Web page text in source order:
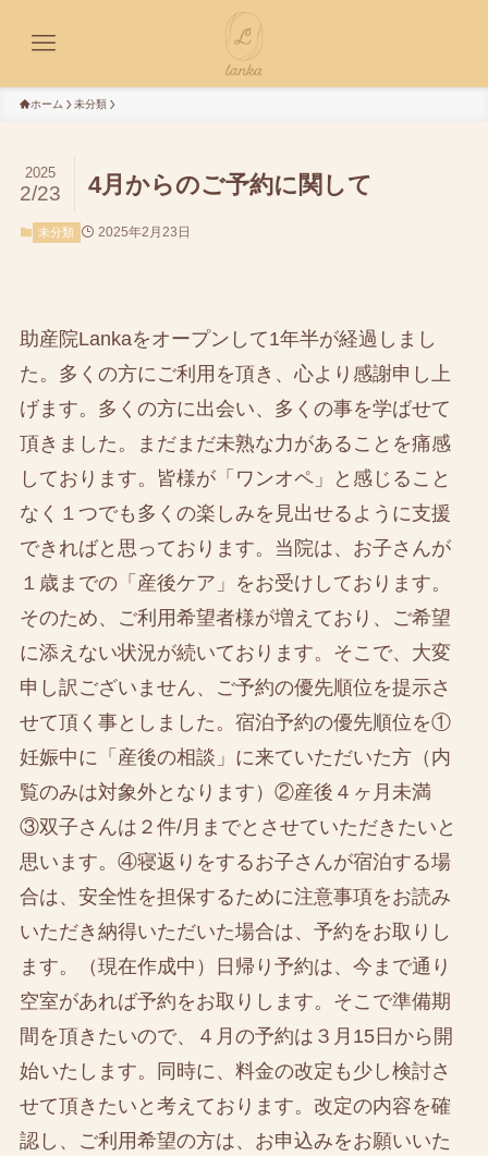
ホーム 未分類
4月からのご予約に関して
2025
2/23
未分類 2025年2月23日
助産院Lankaをオープンして1年半が経過しまし
た。多くの方にご利用を頂き、心より感謝申し上
げます。多くの方に出会い、多くの事を学ばせて
頂きました。まだまだ未熟な力があることを痛感
しております。皆様が「ワンオペ」と感じること
なく１つでも多くの楽しみを見出せるように支援
できればと思っております。当院は、お子さんが
１歳までの「産後ケア」をお受けしております。
そのため、ご利用希望者様が増えており、ご希望
に添えない状況が続いております。そこで、大変
申し訳ございません、ご予約の優先順位を提示さ
せて頂く事としました。宿泊予約の優先順位を①
妊娠中に「産後の相談」に来ていただいた方（内
覧のみは対象外となります）②産後４ヶ月未満
③双子さんは２件/月までとさせていただきたいと
思います。④寝返りをするお子さんが宿泊する場
合は、安全性を担保するために注意事項をお読み
いただき納得いただいた場合は、予約をお取りし
ます。（現在作成中）日帰り予約は、今まで通り
空室があれば予約をお取りします。そこで準備期
間を頂きたいので、４月の予約は３月15日から開
始いたします。同時に、料金の改定も少し検討さ
せて頂きたいと考えております。改定の内容を確
認し、ご利用希望の方は、お申込みをお願いいた